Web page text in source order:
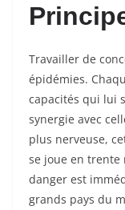
Travailler de
épidémies.
capacités qui lui
synergie avec
plus nerveuse,
se joue en trente
danger est
grands pays du